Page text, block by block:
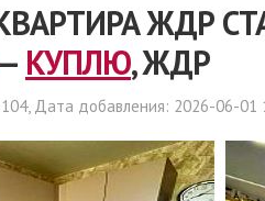
ЖДР
КУПЛЮ, ЖДР
Дата добавления: 2026-06-01